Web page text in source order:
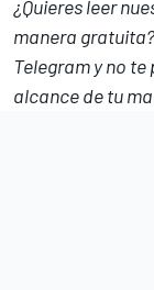
¿Quieres leer
manera
Telegramy no te
alcance de tu